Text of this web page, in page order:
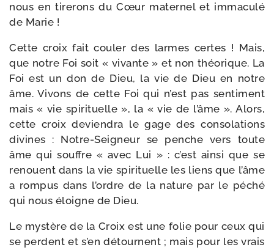
nous en tire­rons du Cœur mater­nel et imma­cu­lé
de Marie !
Cette croix fait cou­ler des larmes certes ! Mais,
que notre Foi soit « vivante » et non théo­rique. La
Foi est un don de Dieu, la vie de Dieu en notre
âme. Vivons de cette Foi qui n’est pas sen­ti­ment
mais « vie spi­ri­tuelle », la « vie de l’âme ». Alors,
cette croix devien­dra le gage des conso­la­tions
divines : Notre-​Seigneur se penche vers toute
âme qui souffre « avec Lui » : c’est ain­si que se
renouent dans la vie spi­ri­tuelle les liens que l’âme
a rom­pus dans l’ordre de la nature par le péché
qui nous éloigne de Dieu.
Le mys­tère de la Croix est une folie pour ceux qui
se perdent et s’en détournent ; mais pour les vrais